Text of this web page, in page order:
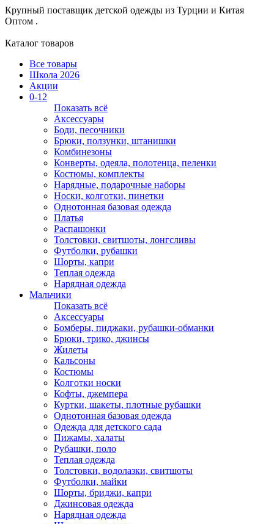
Крупный поставщик детской одежды из Турции и Китая
Оптом .
Каталог товаров
Все товары
Школа 2026
Акции
0-12
Показать всё
Аксессуары
Боди, песочники
Брюки, ползунки, штанишки
Комбинезоны
Конверты, одеяла, полотенца, пеленки
Костюмы, комплекты
Нарядные, подарочные наборы
Носки, колготки, пинетки
Однотонная базовая одежда
Платья
Распашонки
Толстовки, свитшоты, лонгсливы
Футболки, рубашки
Шорты, капри
Теплая одежда
Нарядная одежда
Мальчики
Показать всё
Аксессуары
Бомберы, пиджаки, рубашки-обманки
Брюки, трико, джинсы
Жилеты
Кальсоны
Костюмы
Колготки носки
Кофты, джемпера
Куртки, шакеты, плотные рубашки
Однотонная базовая одежда
Одежда для детского сада
Пижамы, халаты
Рубашки, поло
Теплая одежда
Толстовки, водолазки, свитшоты
Футболки, майки
Шорты, бриджи, капри
Джинсовая одежда
Нарядная одежда